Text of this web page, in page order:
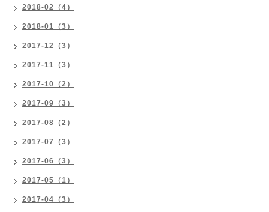
2018-02（4）
2018-01（3）
2017-12（3）
2017-11（3）
2017-10（2）
2017-09（3）
2017-08（2）
2017-07（3）
2017-06（3）
2017-05（1）
2017-04（3）